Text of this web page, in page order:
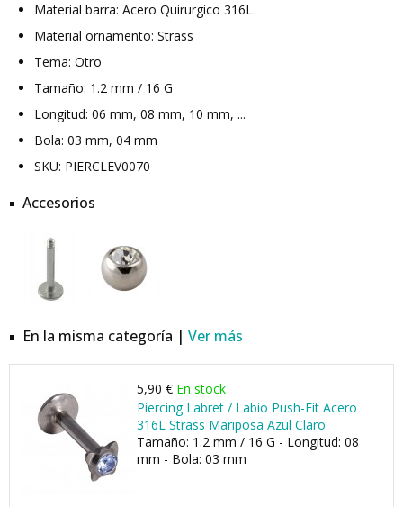
Material barra: Acero Quirurgico 316L
Material ornamento: Strass
Tema: Otro
Tamaño: 1.2 mm / 16 G
Longitud: 06 mm, 08 mm, 10 mm, ...
Bola: 03 mm, 04 mm
SKU: PIERCLEV0070
Accesorios
En la misma categoría | Ver más
5,90 € En stock
Piercing Labret / Labio Push-Fit Acero
316L Strass Mariposa Azul Claro
Tamaño: 1.2 mm / 16 G - Longitud: 08
mm - Bola: 03 mm